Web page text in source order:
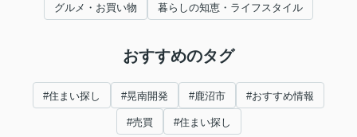
グルメ・お買い物 暮らしの知恵・ライフスタイル
おすすめのタグ
#住まい探し #晃南開発 #鹿沼市 #おすすめ情報
#売買 #住まい探し